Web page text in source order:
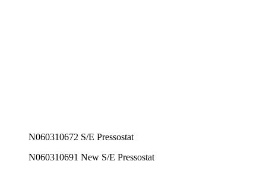
N060310672 S/E Pressostat
N060310691 New S/E Pressostat